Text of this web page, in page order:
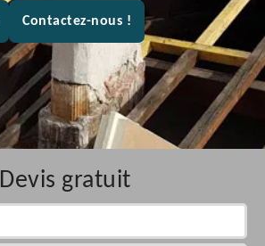
Contactez-nous !
Devis gratuit